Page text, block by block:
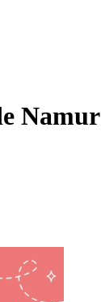
Namur